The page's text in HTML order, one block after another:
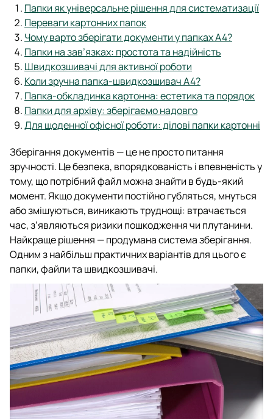
Папки як універсальне рішення для систематизації
Переваги картонних папок
Чому варто зберігати документи у папках А4?
Папки на зав’язках: простота та надійність
Швидкозшивачі для активної роботи
Коли зручна папка-швидкозшивач А4?
Папка-обкладинка картонна: естетика та порядок
Папки для архіву: зберігаємо надовго
Для щоденної офісної роботи: ділові папки картонні
Зберігання документів — це не просто питання
зручності. Це безпека, впорядкованість і впевненість у
тому, що потрібний файл можна знайти в будь-який
момент. Якщо документи постійно губляться, мнуться
або змішуються, виникають труднощі: втрачається
час, з’являються ризики пошкодження чи плутанини.
Найкраще рішення — продумана система зберігання.
Одним з найбільш практичних варіантів для цього є
папки, файли та швидкозшивачі.